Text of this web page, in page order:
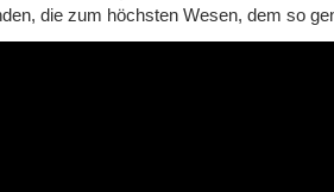
die zum höchsten Wesen, dem so